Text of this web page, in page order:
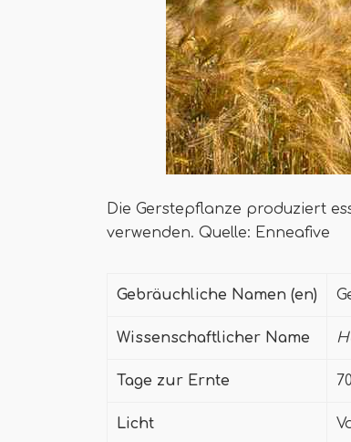
Die Gerstepflanze produziert
verwenden. Quelle: Enneafive
Gebräuchliche Namen (en)
Wissenschaftlicher Name
Tage zur Ernte
Licht